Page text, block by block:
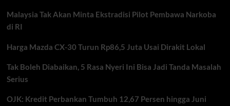
Malaysia Tak Akan Minta Ekstradisi Pilot Pembawa Narkoba
di RI
Harga Mazda CX-30 Turun Rp86,5 Juta Usai Dirakit Lokal
Tak Boleh Diabaikan, 5 Rasa Nyeri Ini Bisa Jadi Tanda Masalah
Serius
OJK: Kredit Perbankan Tumbuh 12,67 Persen hingga Juni